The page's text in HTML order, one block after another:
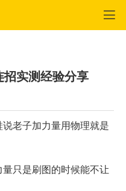
实测经验分享
老子加力量用物理就是
只是刷图的时候能不让